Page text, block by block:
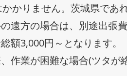
かりません。茨城県であ
遠方の場合は、別途出張費
額3,000円～となります。
作業が困難な場合(ツタが